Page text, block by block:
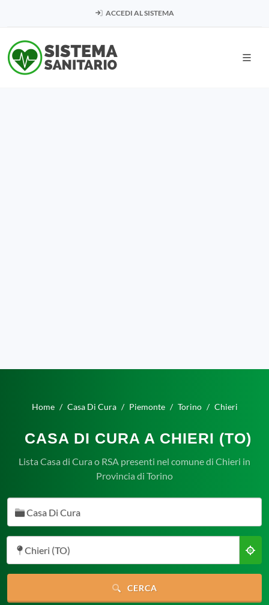
ACCEDI AL SISTEMA
Home Casa Di Cura Piemonte Torino Chieri
CASA DI CURA A CHIERI (TO)
Lista Casa di Cura o RSA presenti nel comune di Chieri in
Provincia di Torino
Casa Di Cura
Chieri (TO)
CERCA